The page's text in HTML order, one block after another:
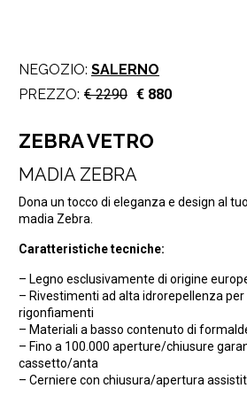
NEGOZIO: SALERNO
PREZZO: € 2290 € 880
ZEBRA VETRO
MADIA ZEBRA
Dona un tocco di eleganza e design al
madia Zebra.
Caratteristiche tecniche:
– Legno esclusivamente di origine
– Rivestimenti ad alta idrorepellenza
rigonfiamenti
– Materiali a basso contenuto di
– Fino a 100.000 aperture/chiusure
cassetto/anta
– Cerniere con chiusura/apertura